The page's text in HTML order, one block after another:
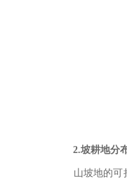
2.坡耕地分
山坡地的可持